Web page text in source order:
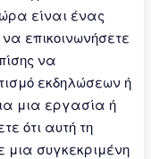
είναι ένας
επικοινωνήσετε
να
εκδηλώσεων ή
μια εργασία ή
ότι αυτή τη
μια συγκεκριμένη